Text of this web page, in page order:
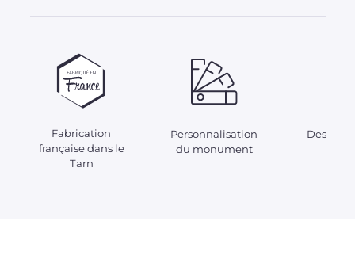
Fabrication
française dans le
Tarn
Personnalisation
du monument
Des